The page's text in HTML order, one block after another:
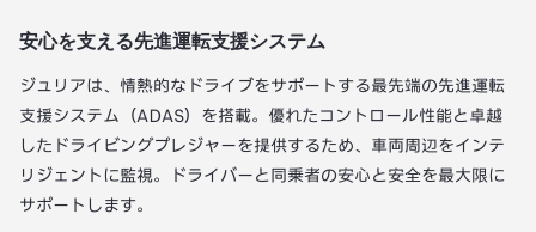
安心を支える先進運転支援システム
ジュリアは、情熱的なドライブをサポートする最先端の先進運転
支援システム（ADAS）を搭載。優れたコントロール性能と卓越
したドライビングプレジャーを提供するため、車両周辺をインテ
リジェントに監視。ドライバーと同乗者の安心と安全を最大限に
サポートします。